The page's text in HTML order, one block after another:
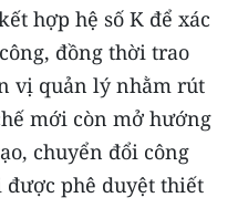
hợp hệ số K để xác
đồng thời trao
vị quản lý nhằm rút
mới còn mở hướng
chuyển đổi công
được phê duyệt thiết